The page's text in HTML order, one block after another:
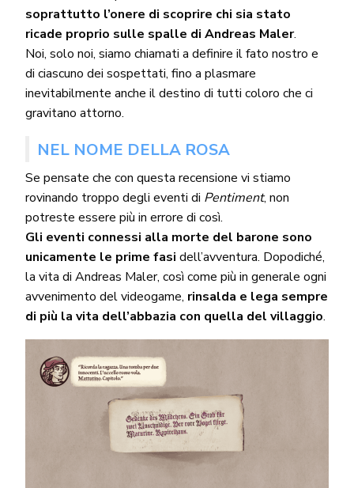
soprattutto l’onere di scoprire chi sia stato
ricade proprio sulle spalle di Andreas Maler.
Noi, solo noi, siamo chiamati a definire il fato nostro e
di ciascuno dei sospettati, fino a plasmare
inevitabilmente anche il destino di tutti coloro che ci
gravitano attorno.
NEL NOME DELLA ROSA
Se pensate che con questa recensione vi stiamo
rovinando troppo degli eventi di Pentiment, non
potreste essere più in errore di così.
Gli eventi connessi alla morte del barone sono
unicamente le prime fasidell’avventura. Dopodiché,
la vita di Andreas Maler, così come più in generale ogni
avvenimento del videogame, rinsalda e lega sempre
di più la vita dell’abbazia con quella del villaggio.